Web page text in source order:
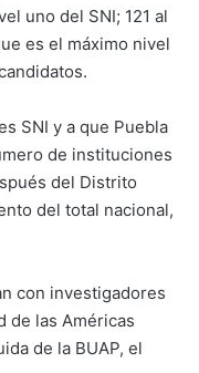
uno del SNI; 121 al
es el máximo nivel
SNI y a que Puebla
de instituciones
del Distrito
del total nacional,
con investigadores
de las Américas
de la BUAP, el